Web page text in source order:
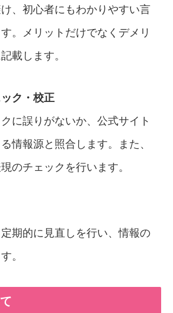
、初心者にもわかりやすい言
。メリットだけでなくデメリ
載します。
ク・校正
に誤りがないか、公式サイト
情報源と照合します。また、
のチェックを行います。
期的に見直しを行い、情報の
。